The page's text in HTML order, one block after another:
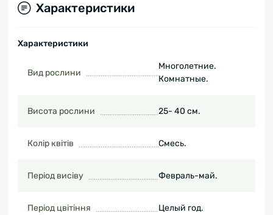
Характеристики
Характеристики
Вид рослини
Многолетние.
Комнатные.
Висота рослини 25- 40 см.
Колір квітів Смесь.
Період висіву Февраль-май.
Період цвітіння Целый год.